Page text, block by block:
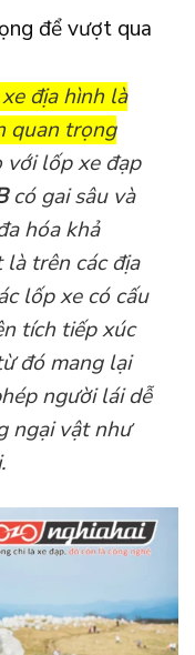
để vượt qua
địa hình là
quan trọng
với lốp xe đạp
có gai sâu và
hóa khả
là trên các địa
lốp xe có cấu
tích tiếp xúc
đó mang lại
người lái dễ
ngại vật như